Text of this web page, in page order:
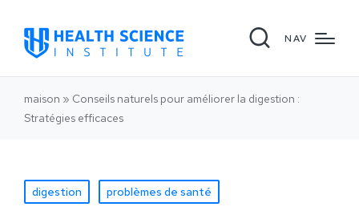
NAV
maison » Conseils naturels pour améliorer la digestion :
Stratégies efficaces
digestion problèmes de santé